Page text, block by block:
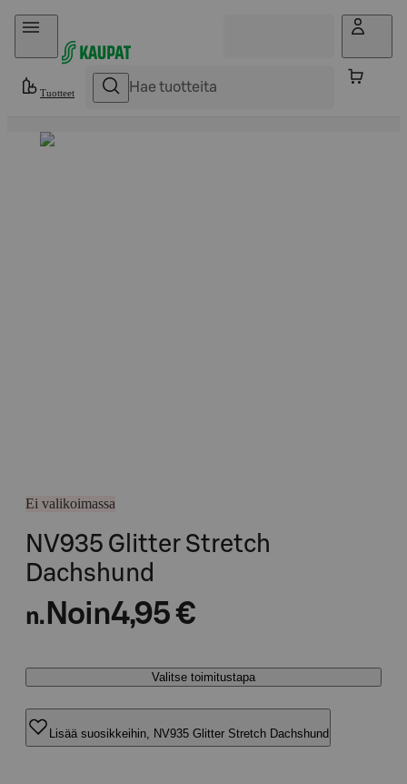
Hyppää sisältöön
Tuotteet
Ei valikoimassa
NV935 Glitter Stretch
Dachshund
n. Noin4,95 €
Valitse toimitustapa
Lisää suosikkeihin, NV935 Glitter Stretch Dachshund